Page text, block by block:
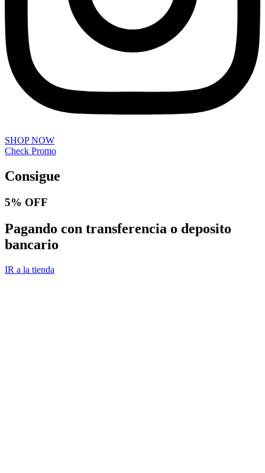
SHOP NOW
Check Promo
Consigue
5% OFF
Pagando con transferencia o deposito
bancario
IR a la tienda